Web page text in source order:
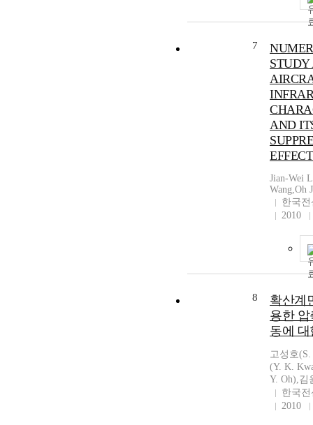
7
STUDY
AND
Jian-Wei
Wang,Oh
한국
2010
8
확산계
용한
동에
고성호
(Y. K.
Y. Oh),김
한국
2010